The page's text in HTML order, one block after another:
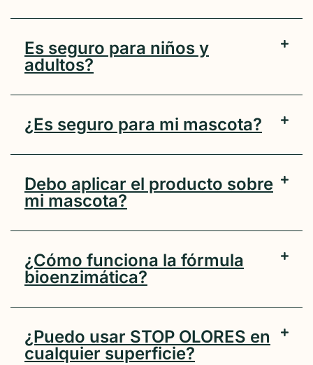
Es seguro para niños y
adultos?
¿Es seguro para mi mascota?
Debo aplicar el producto sobre
mi mascota?
¿Cómo funciona la fórmula
bioenzimática?
¿Puedo usar STOP OLORES en
cualquier superficie?